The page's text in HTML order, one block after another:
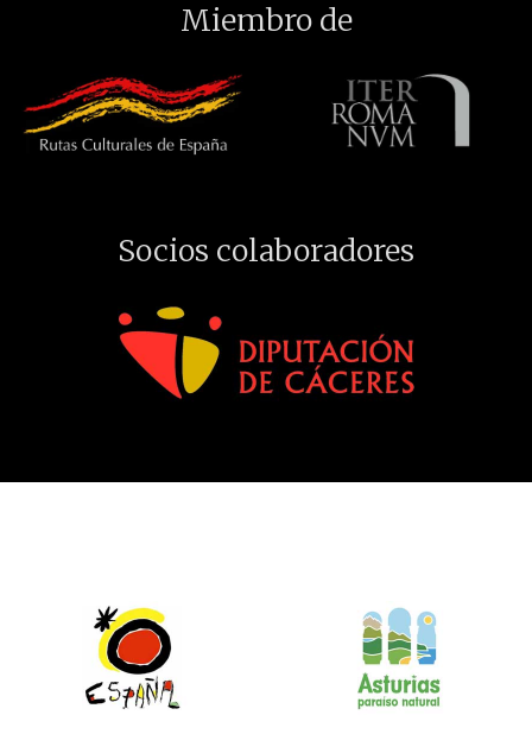
Miembro de
Socios colaboradores